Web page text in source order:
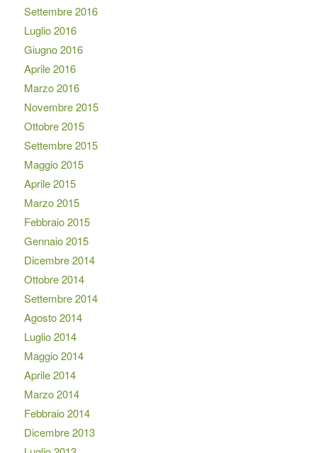
Settembre 2016
Luglio 2016
Giugno 2016
Aprile 2016
Marzo 2016
Novembre 2015
Ottobre 2015
Settembre 2015
Maggio 2015
Aprile 2015
Marzo 2015
Febbraio 2015
Gennaio 2015
Dicembre 2014
Ottobre 2014
Settembre 2014
Agosto 2014
Luglio 2014
Maggio 2014
Aprile 2014
Marzo 2014
Febbraio 2014
Dicembre 2013